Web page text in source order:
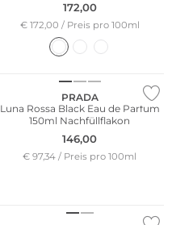
172,00
€ 172,00 / Preis pro 100ml
PRADA
Luna Rossa Black Eau de Parfum
150ml Nachfüllflakon
146,00
€ 97,34 / Preis pro 100ml